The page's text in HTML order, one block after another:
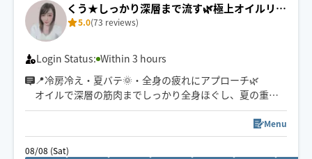
くう★しっかり深層まで流す🌿極上オイルリン
パ5.0(73 reviews)
Login Status: Within 3 hours
📍冷房冷え・夏バテ🌞・全身の疲れにアプローチ🌿
オイルで深層の筋肉までしっかり全身ほぐし、夏の重だ
るいお身体を芯からリセットいたします。極上のヘッド
ケアも得意です！お好みの圧で丁寧に施術いたします。
全身からヘッドまでしっかり流させていただきます✨
Menu
08/08 (Sat)